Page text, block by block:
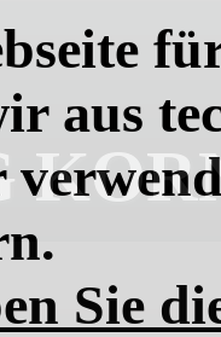
aus
Sie